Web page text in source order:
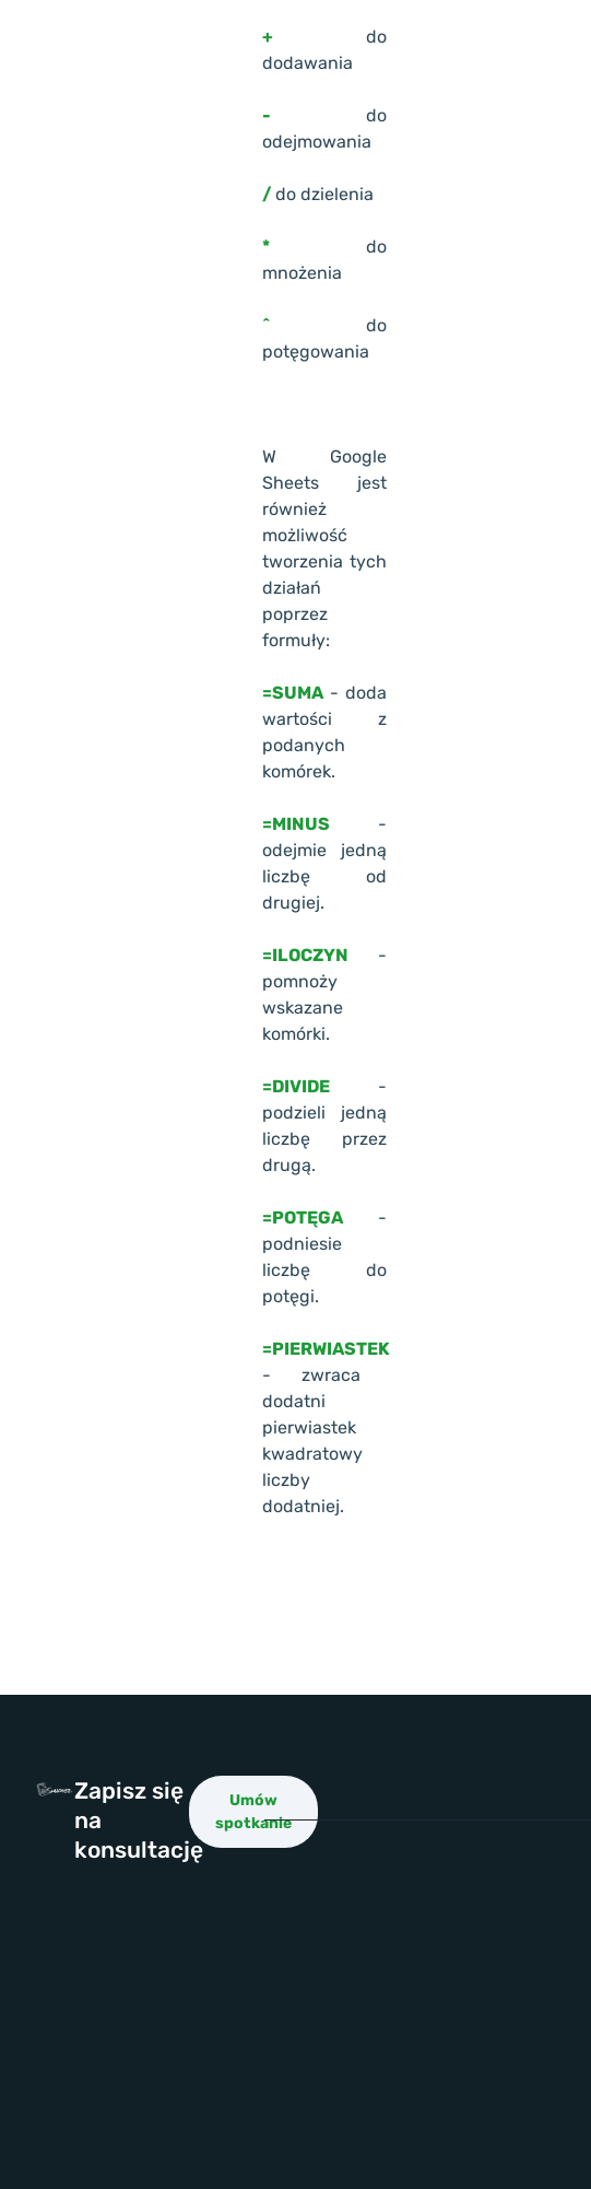
+ do
dodawania
- do
odejmowania
/ do dzielenia
* do
mnożenia
^ do
potęgowania
W Google
Sheets jest
również
możliwość
tworzenia tych
działań
poprzez
formuły:
=SUMA - doda
wartości z
podanych
komórek.
=MINUS -
odejmie jedną
liczbę od
drugiej.
=ILOCZYN -
pomnoży
wskazane
komórki.
=DIVIDE -
podzieli jedną
liczbę przez
drugą.
=POTĘGA -
podniesie
liczbę do
potęgi.
=PIERWIASTEK
- zwraca
dodatni
pierwiastek
kwadratowy
liczby
dodatniej.
Zapisz się
na
konsultację
Umów
spotkanie